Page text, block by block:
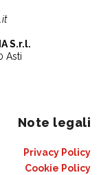
S.r.l.
Asti
Note legali
Privacy Policy
Cookie Policy